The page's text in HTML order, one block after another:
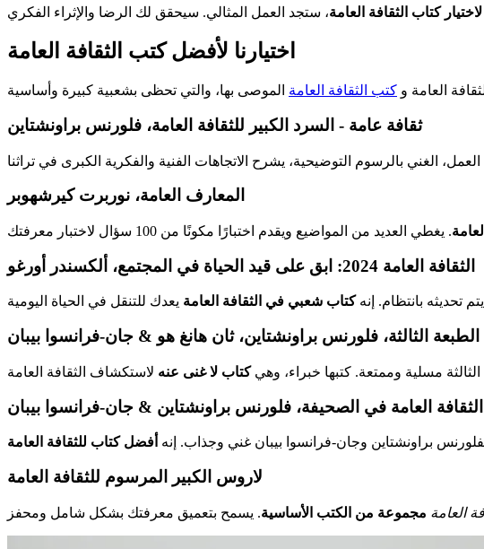
لاختيار كتاب الثقافة العامة
اختيارنا لأفضل كتب الثقافة العامة
العامة و كتب الثقافة العامة
ثقافة عامة - السرد الكبير للثقافة العامة، فلورنس براونشتاين
المعارف العامة، نوربرت كيرشهوبر
الثقافة العامة 2024: ابق على قيد الحياة في المجتمع، ألكسندر أورغو
تحديثه بانتظام. إنهكتاب شعبي في الثقافة العامة
الطبعة الثالثة، فلورنس براونشتاين، ثان هانغ هو & جان-فرانسوا بيبان
مسلية وممتعة. كتبها خبراء، وهيكتاب لا غنى عنه
الثقافة العامة في الصحيفة، فلورنس براونشتاين & جان-فرانسوا بيبان
براونشتاين وجان-فرانسوا بيبان غني وجذاب. إنه أفضل كتاب للثقافة العامة
لاروس الكبير المرسوم للثقافة العامة
العامة مجموعة من الكتب الأساسية